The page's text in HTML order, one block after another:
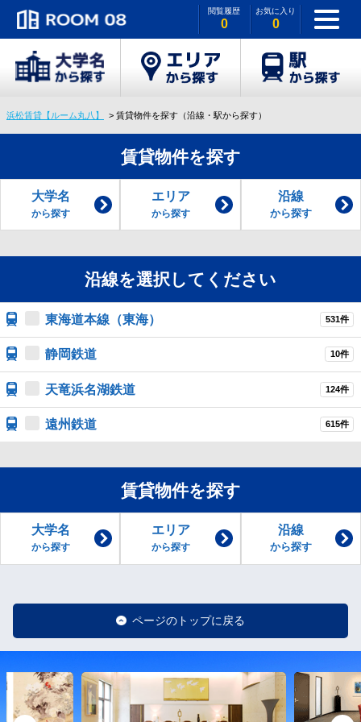
閲覧履歴
0
お気に入り
0
浜松賃貸【ルーム丸八】 賃貸物件を探す（沿線・駅から探す）
賃貸物件を探す
大学名
から探す
エリア
から探す
沿線
から探す
沿線を選択してください
東海道本線（東海） 531件
静岡鉄道 10件
天竜浜名湖鉄道 124件
遠州鉄道 615件
賃貸物件を探す
大学名
から探す
エリア
から探す
沿線
から探す
ページのトップに戻る